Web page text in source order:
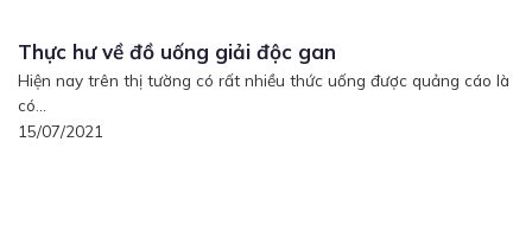
Thực hư về đồ uống giải độc gan
Hiện nay trên thị tường có rất nhiều thức uống được quảng cáo là
có...
15/07/2021